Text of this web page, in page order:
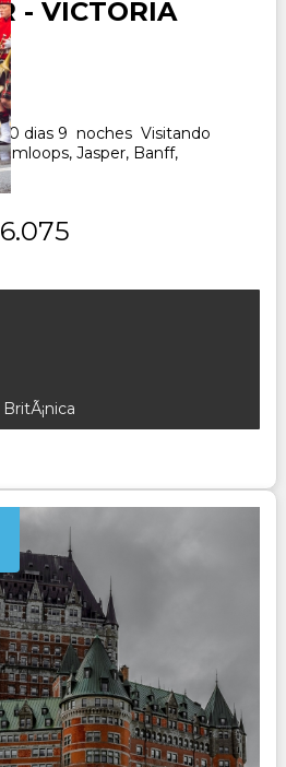
- VICTORIA
dias 9 noches Visitando
Jasper, Banff,